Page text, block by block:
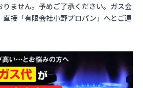
ません。予めご了承ください。ガス会
接「有限会社小野プロパン」へとご連